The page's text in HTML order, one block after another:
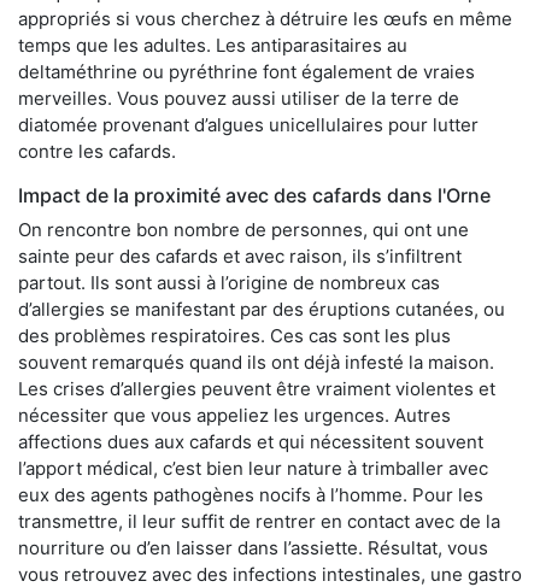
appropriés si vous cherchez à détruire les œufs en même
temps que les adultes. Les antiparasitaires au
deltaméthrine ou pyréthrine font également de vraies
merveilles. Vous pouvez aussi utiliser de la terre de
diatomée provenant d’algues unicellulaires pour lutter
contre les cafards.
Impact de la proximité avec des cafards dans l'Orne
On rencontre bon nombre de personnes, qui ont une
sainte peur des cafards et avec raison, ils s’infiltrent
partout. Ils sont aussi à l’origine de nombreux cas
d’allergies se manifestant par des éruptions cutanées, ou
des problèmes respiratoires. Ces cas sont les plus
souvent remarqués quand ils ont déjà infesté la maison.
Les crises d’allergies peuvent être vraiment violentes et
nécessiter que vous appeliez les urgences. Autres
affections dues aux cafards et qui nécessitent souvent
l’apport médical, c’est bien leur nature à trimballer avec
eux des agents pathogènes nocifs à l’homme. Pour les
transmettre, il leur suffit de rentrer en contact avec de la
nourriture ou d’en laisser dans l’assiette. Résultat, vous
vous retrouvez avec des infections intestinales, une gastro